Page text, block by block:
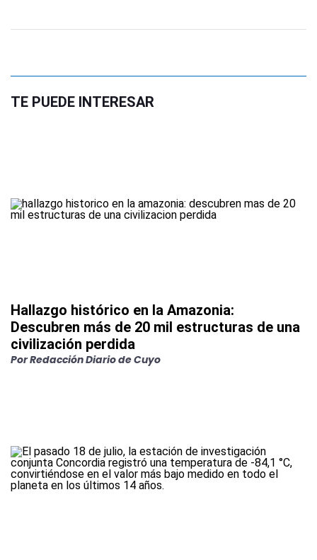
TE PUEDE INTERESAR
Hallazgo histórico en la Amazonia:
Descubren más de 20 mil estructuras de una
civilización perdida
PorRedacción Diario de Cuyo